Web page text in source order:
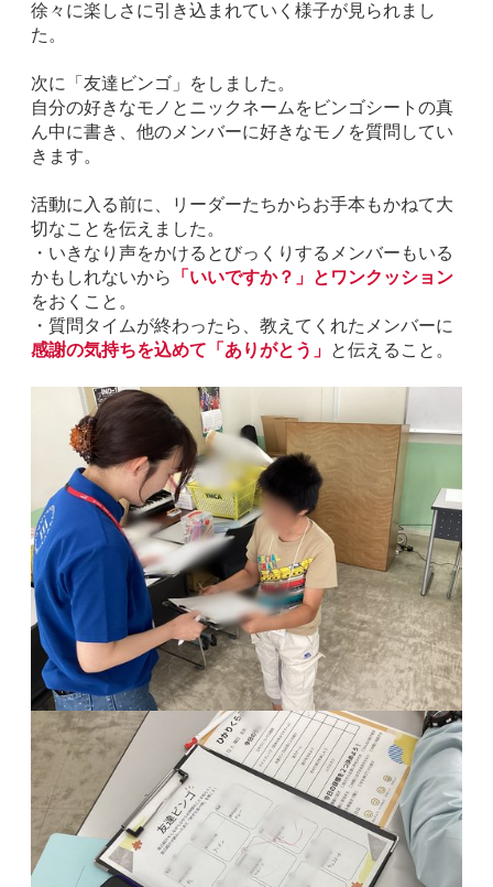
徐々に楽しさに引き込まれていく様子が見られまし
た。
次に「友達ビンゴ」をしました。
自分の好きなモノとニックネームをビンゴシートの真
ん中に書き、他のメンバーに好きなモノを質問してい
きます。
活動に入る前に、リーダーたちからお手本もかねて大
切なことを伝えました。
・いきなり声をかけるとびっくりするメンバーもいる
かもしれないから
「いいですか？」とワンクッション
をおくこと。
・質問タイムが終わったら、教えてくれたメンバーに
感謝の気持ちを込めて「ありがとう」 と伝えること。